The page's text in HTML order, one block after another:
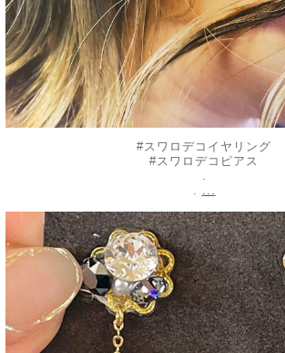
#スワロデコイヤリング
#スワロデコピアス
decojewelrymahalo
8月 17